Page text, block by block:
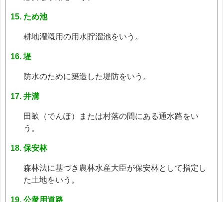
ため池
耕地灌漑用の用水貯溜池をいう。
堤
防水のために築造した堤防をいう。
井溝
田畝（でんぽ）または村落の間にある通水路をい
う。
保安林
森林法に基づき農林水産大臣が保安林として指定し
た土地をいう。
公衆用道路